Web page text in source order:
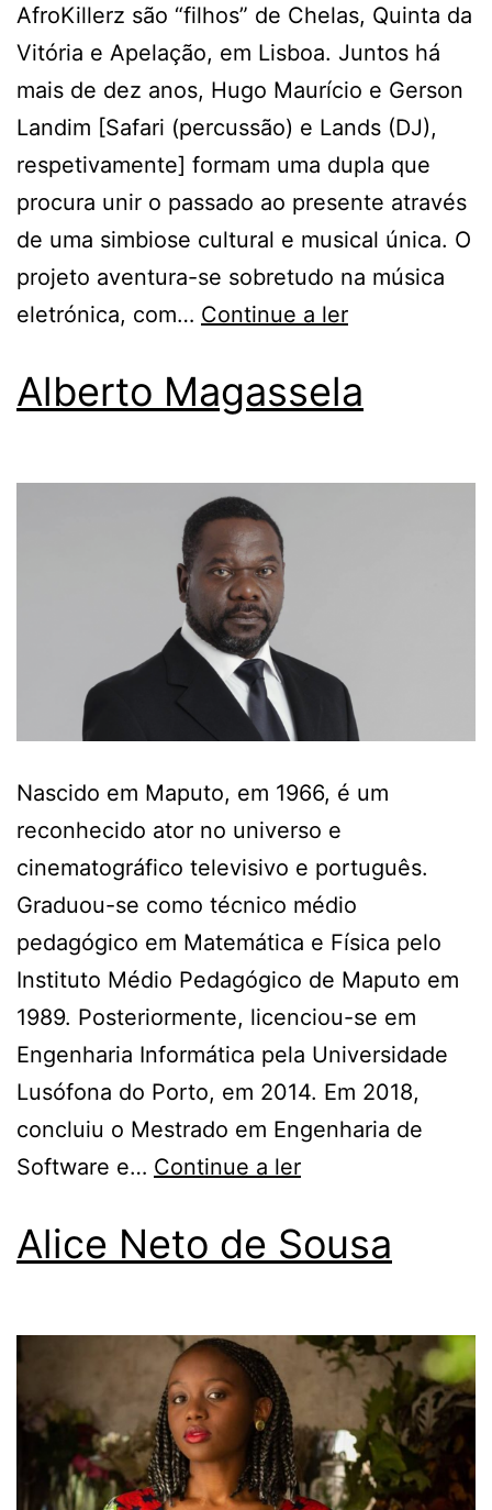
AfroKillerz são “filhos” de Chelas, Quinta da
Vitória e Apelação, em Lisboa. Juntos há
mais de dez anos, Hugo Maurício e Gerson
Landim [Safari (percussão) e Lands (DJ),
respetivamente] formam uma dupla que
procura unir o passado ao presente através
de uma simbiose cultural e musical única. O
projeto aventura-se sobretudo na música
eletrónica, com… Continue a ler
Alberto Magassela
Nascido em Maputo, em 1966, é um
reconhecido ator no universo e
cinematográfico televisivo e português.
Graduou-se como técnico médio
pedagógico em Matemática e Física pelo
Instituto Médio Pedagógico de Maputo em
1989. Posteriormente, licenciou-se em
Engenharia Informática pela Universidade
Lusófona do Porto, em 2014. Em 2018,
concluiu o Mestrado em Engenharia de
Software e… Continue a ler
Alice Neto de Sousa